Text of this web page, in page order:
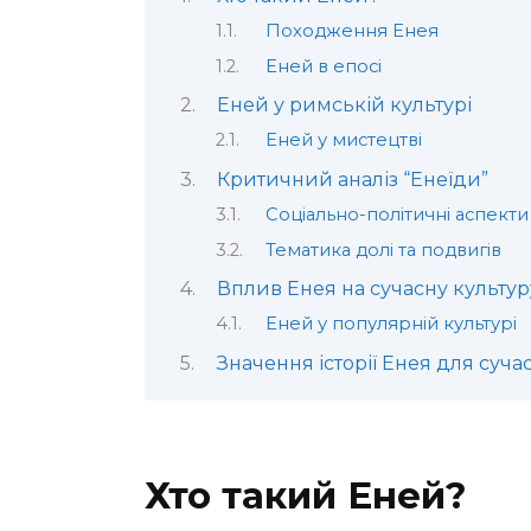
Походження Енея
Еней в епосі
Еней у римській культурі
Еней у мистецтві
Критичний аналіз “Енеїди”
Соціально-політичні аспекти
Тематика долі та подвигів
Вплив Енея на сучасну
Еней у популярній культурі
Значення історії Енея для
Хто такий Еней?